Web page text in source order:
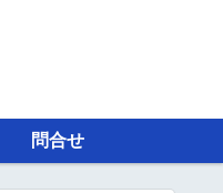
問合せ